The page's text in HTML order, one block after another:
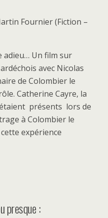
Fournier (Fiction –
adieu… Un film sur
avec Nicolas
de Colombier le
Catherine Cayre, la
présents lors de
à Colombier le
expérience
presque :